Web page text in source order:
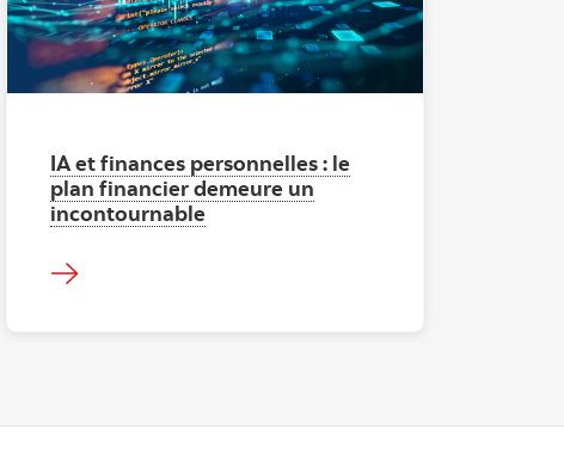
"" ""
IA et finances personnelles : le
plan financier demeure un
incontournable